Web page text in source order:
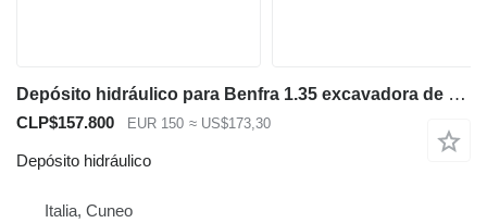
Depósito hidráulico para Benfra 1.35 excavadora de ruedas
CLP$157.800 EUR 150 ≈ US$173,30
Depósito hidráulico
Italia, Cuneo